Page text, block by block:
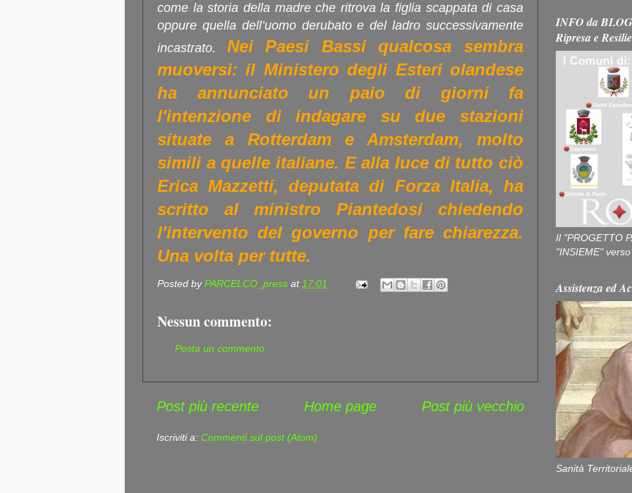
come la storia della madre che ritrova la figlia scappata di casa
oppure quella dell’uomo derubato e del ladro successivamente
incastrato. Nei Paesi Bassi qualcosa sembra
muoversi: il Ministero degli Esteri olandese
ha annunciato un paio di giorni fa
l'intenzione di indagare su due stazioni
situate a Rotterdam e Amsterdam, molto
simili a quelle italiane. E alla luce di tutto ciò
Erica Mazzetti, deputata di Forza Italia, ha
scritto al ministro Piantedosi chiedendo
l'intervento del governo per fare chiarezza.
Una volta per tutte.
Posted byPARCELCO_press at17:01
Nessun commento:
Posta un commento
Post più recente Post più vecchio
Home page
Iscriviti a: Commenti sul post (Atom)
INFO da
Ripresa e
Il "PROGETTO
"INSIEME"
Assistenza ed
Sanità